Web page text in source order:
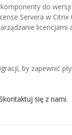
do
Servera w Citrix
licencjami
by zapewnić
się z nami.